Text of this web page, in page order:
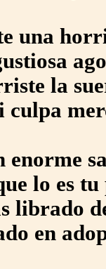
una
la
culpa
enorme
lo es tu
librado
en